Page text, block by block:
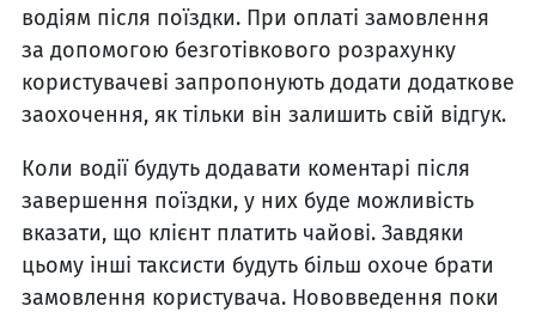
водіям після поїздки. При оплаті замовлення
за допомогою безготівкового розрахунку
користувачеві запропонують додати додаткове
заохочення, як тільки він залишить свій відгук.
Коли водії будуть додавати коментарі після
завершення поїздки, у них буде можливість
вказати, що клієнт платить чайові. Завдяки
цьому інші таксисти будуть більш охоче брати
замовлення користувача. Нововведення поки